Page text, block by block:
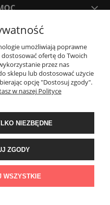
DOSTAWA
23, 41-708 Ruda Śląska | E-mail:
lub 600 012 159 | TGS Przemysław
| REGON: 276403698
umożliwiają poprawne
ofertę do Twoich
przez nas
sklepu lub dostosować użycie
opcję "Dostosuj zgody".
w naszej Polityce
NIEZBĘDNE
ZGODY
WSZYSTKIE